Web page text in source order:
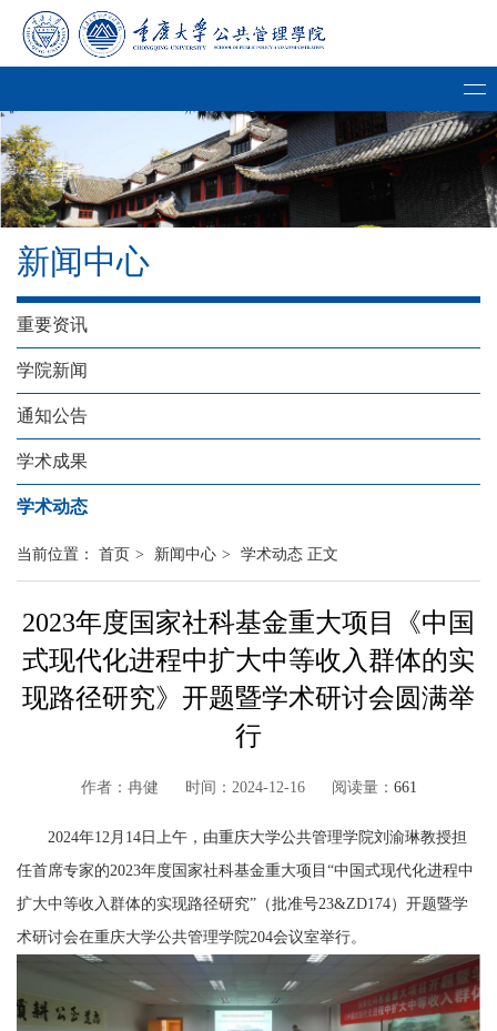
新闻中心
重要资讯
学院新闻
通知公告
学术成果
学术动态
当前位置： 首页 > 新闻中心 > 学术动态 正文
2023年度国家社科基金重大项目《中国
式现代化进程中扩大中等收入群体的实
现路径研究》开题暨学术研讨会圆满举
行
作者：冉健 时间：2024-12-16 阅读量： 661
2024年12月 14 日 上午，由重庆大学公共管理学院刘渝琳教授担
任首席专家的2023年度国家社科基金重大项目“中国式现代化进程中
扩大中等收入群体的实现路径研究”（批准号23&ZD174） 开题暨学
术研讨会在重庆大学公共管理学院204会议室举行。